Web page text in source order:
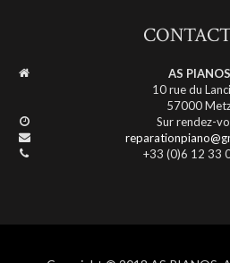
AS PIANOS
10 rue du
57000
Sur rendez-
+33 (0)6 12 33